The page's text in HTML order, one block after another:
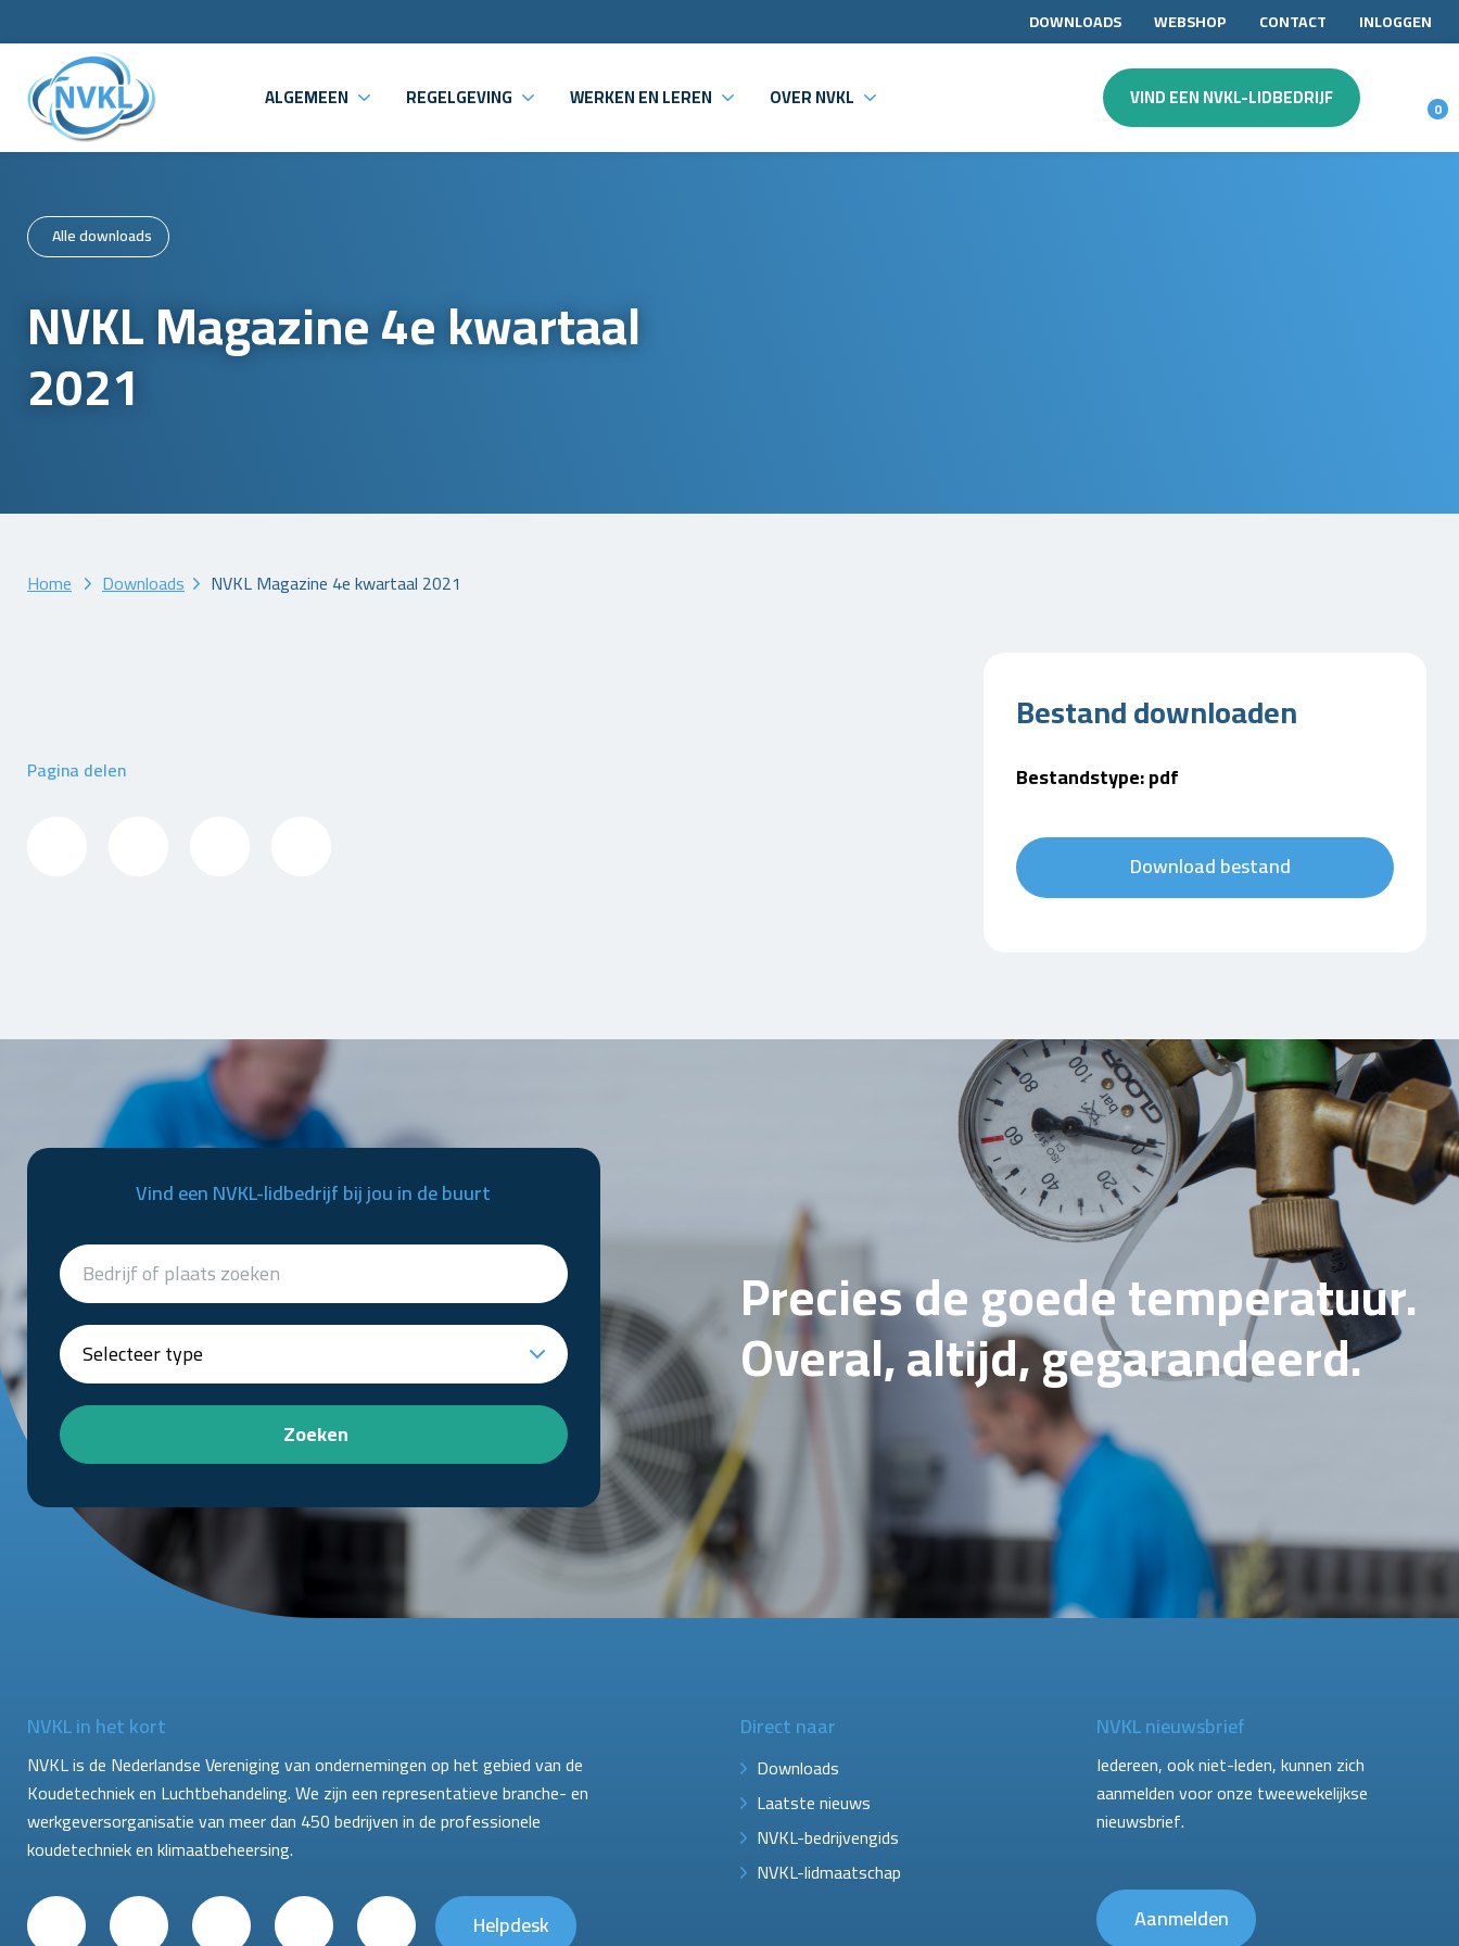
DOWNLOADS WEBSHOP CONTACT INLOGGEN
ALGEMEEN REGELGEVING WERKEN EN LEREN OVER NVKL VIND EEN NVKL-LIDBEDRIJF 0
Alle downloads
NVKL Magazine 4e kwartaal
2021
Home Downloads NVKL Magazine 4e kwartaal 2021
Pagina delen
Bestand downloaden
Bestandstype: pdf
Download bestand
Vind een NVKL-lidbedrijf bij jou in de buurt
Zoeken
Precies de goede temperatuur.
Overal, altijd, gegarandeerd.
NVKL in het kort
NVKL is de Nederlandse Vereniging van ondernemingen op het gebied van de
Koudetechniek en Luchtbehandeling. We zijn een representatieve branche- en
werkgeversorganisatie van meer dan 450 bedrijven in de professionele
koudetechniek en klimaatbeheersing.
Helpdesk
Direct naar
Downloads
Laatste nieuws
NVKL-bedrijvengids
NVKL-lidmaatschap
NVKL nieuwsbrief
Iedereen, ook niet-leden, kunnen zich
aanmelden voor onze tweewekelijkse
nieuwsbrief.
Aanmelden